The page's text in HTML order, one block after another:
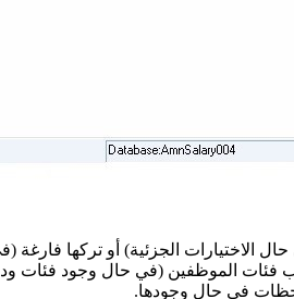
الجزئية) أو تركها فارغة
فئات الموظفين (في حال وجود فئات
في حال وجودها.